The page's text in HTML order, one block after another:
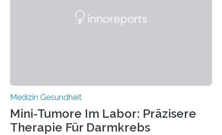
Medizin Gesundheit
Mini-Tumore Im Labor: Präzisere
Therapie Für Darmkrebs